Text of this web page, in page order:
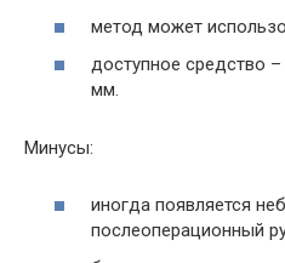
метод может
доступное средство
мм.
Минусы:
иногда появляется
послеоперационный